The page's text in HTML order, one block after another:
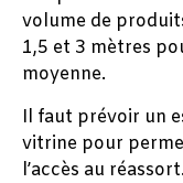
volume de
1,5 et 3 mètres
moyenne.
Il faut prévoir un
vitrine pour
l’accès au